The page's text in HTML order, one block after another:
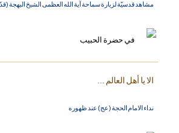
مشاهد قدسيّة لزيارة سماحة آية الله العظمى الشيخ البهجة
الا يا أهل العالم ...
نداء الامام الحجة (عج) عند ظهوره